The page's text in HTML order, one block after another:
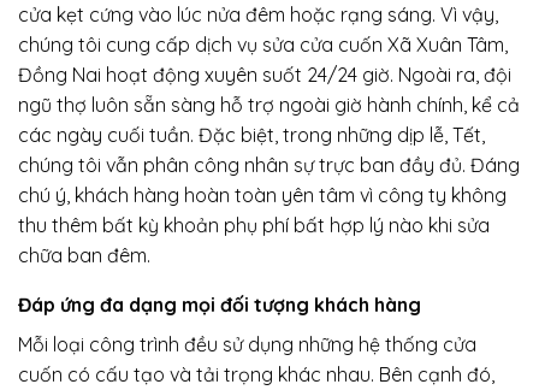
cửa kẹt cứng vào lúc nửa đêm hoặc rạng sáng. Vì vậy,
chúng tôi cung cấp dịch vụ sửa cửa cuốn Xã Xuân Tâm,
Đồng Nai hoạt động xuyên suốt 24/24 giờ. Ngoài ra, đội
ngũ thợ luôn sẵn sàng hỗ trợ ngoài giờ hành chính, kể cả
các ngày cuối tuần. Đặc biệt, trong những dịp lễ, Tết,
chúng tôi vẫn phân công nhân sự trực ban đầy đủ. Đáng
chú ý, khách hàng hoàn toàn yên tâm vì công ty không
thu thêm bất kỳ khoản phụ phí bất hợp lý nào khi sửa
chữa ban đêm.
Đáp ứng đa dạng mọi đối tượng khách hàng
Mỗi loại công trình đều sử dụng những hệ thống cửa
cuốn có cấu tạo và tải trọng khác nhau. Bên cạnh đó,